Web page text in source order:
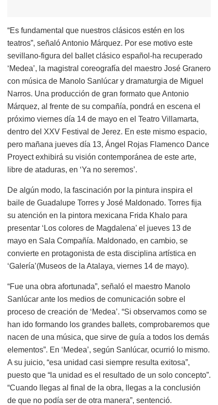
“Es fundamental que nuestros clásicos estén en los
teatros”, señaló Antonio Márquez. Por ese motivo este
sevillano-figura del ballet clásico español-ha recuperado
‘Medea’, la magistral coreografía del maestro José Granero
con música de Manolo Sanlúcar y dramaturgia de Miguel
Narros. Una producción de gran formato que Antonio
Márquez, al frente de su compañía, pondrá en escena el
próximo viernes día 14 de mayo en el Teatro Villamarta,
dentro del XXV Festival de Jerez. En este mismo espacio,
pero mañana jueves día 13, Ángel Rojas Flamenco Dance
Proyect exhibirá su visión contemporánea de este arte,
libre de ataduras, en ‘Ya no seremos’.
De algún modo, la fascinación por la pintura inspira el
baile de Guadalupe Torres y José Maldonado. Torres fija
su atención en la pintora mexicana Frida Khalo para
presentar ‘Los colores de Magdalena’ el jueves 13 de
mayo en Sala Compañía. Maldonado, en cambio, se
convierte en protagonista de esta disciplina artística en
‘Galería’(Museos de la Atalaya, viernes 14 de mayo).
“Fue una obra afortunada”, señaló el maestro Manolo
Sanlúcar ante los medios de comunicación sobre el
proceso de creación de ‘Medea’. “Si observamos como se
han ido formando los grandes ballets, comprobaremos que
nacen de una música, que sirve de guía a todos los demás
elementos”. En ‘Medea’, según Sanlúcar, ocurrió lo mismo.
A su juicio, “esa unidad casi siempre resulta exitosa”,
puesto que “la unidad es el resultado de un solo concepto”.
“Cuando llegas al final de la obra, llegas a la conclusión
de que no podía ser de otra manera”, sentenció.